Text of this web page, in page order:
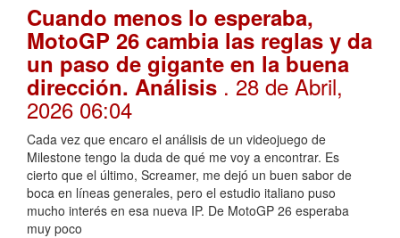
Cuando menos lo esperaba,
MotoGP 26 cambia las reglas y da
un paso de gigante en la buena
dirección. Análisis . 28 de Abril,
2026 06:04
Cada vez que encaro el análisis de un videojuego de
Milestone tengo la duda de qué me voy a encontrar. Es
cierto que el último, Screamer, me dejó un buen sabor de
boca en líneas generales, pero el estudio italiano puso
mucho interés en esa nueva IP. De MotoGP 26 esperaba
muy poco